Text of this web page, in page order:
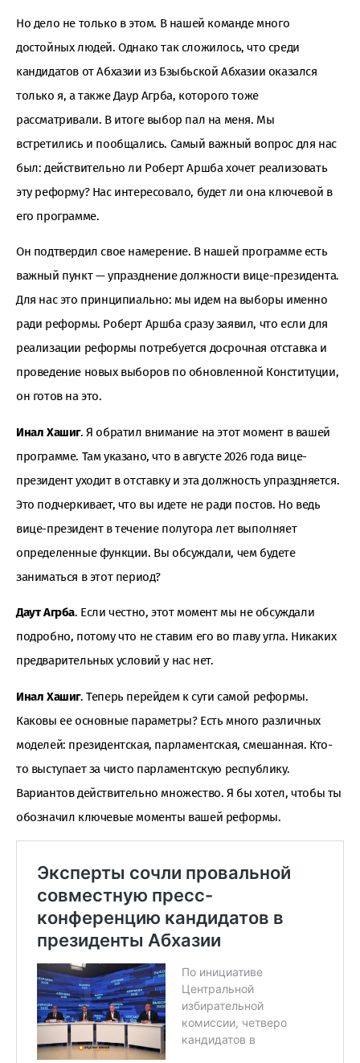
Но дело не только в этом. В нашей команде много
достойных людей. Однако так сложилось, что среди
кандидатов от Абхазии из Бзыбьской Абхазии оказался
только я, а также Даур Агрба, которого тоже
рассматривали. В итоге выбор пал на меня. Мы
встретились и пообщались. Самый важный вопрос для нас
был: действительно ли Роберт Аршба хочет реализовать
эту реформу? Нас интересовало, будет ли она ключевой в
его программе.
Он подтвердил свое намерение. В нашей программе есть
важный пункт — упразднение должности вице-президента.
Для нас это принципиально: мы идем на выборы именно
ради реформы. Роберт Аршба сразу заявил, что если для
реализации реформы потребуется досрочная отставка и
проведение новых выборов по обновленной Конституции,
он готов на это.
Инал Хашиг. Я обратил внимание на этот момент в вашей
программе. Там указано, что в августе 2026 года вице-
президент уходит в отставку и эта должность упраздняется.
Это подчеркивает, что вы идете не ради постов. Но ведь
вице-президент в течение полутора лет выполняет
определенные функции. Вы обсуждали, чем будете
заниматься в этот период?
Даут Агрба. Если честно, этот момент мы не обсуждали
подробно, потому что не ставим его во главу угла. Никаких
предварительных условий у нас нет.
Инал Хашиг. Теперь перейдем к сути самой реформы.
Каковы ее основные параметры? Есть много различных
моделей: президентская, парламентская, смешанная. Кто-
то выступает за чисто парламентскую республику.
Вариантов действительно множество. Я бы хотел, чтобы ты
обозначил ключевые моменты вашей реформы.